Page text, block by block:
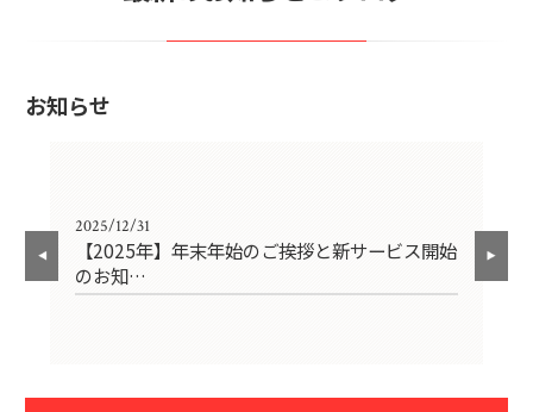
お知らせ
2025/12/31
【2025年】年末年始のご挨拶と新サービス開始
のお知…